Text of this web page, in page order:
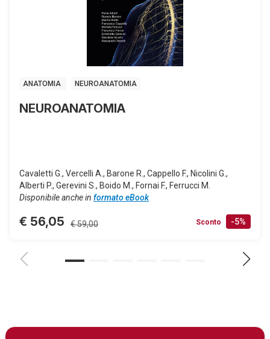
ANATOMIA NEUROANATOMIA
NEUROANATOMIA
Cavaletti G., Vercelli A., Barone R., Cappello F., Nicolini G.,
Alberti P., Gerevini S., Boido M., Fornai F., Ferrucci M.
Disponibile anche in formato eBook
€ 56,05 € 59,00 Sconto -5%